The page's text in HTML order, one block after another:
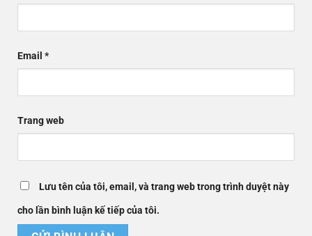
Email *
Trang web
Lưu tên của tôi, email, và trang web trong trình duyệt này
cho lần bình luận kế tiếp của tôi.